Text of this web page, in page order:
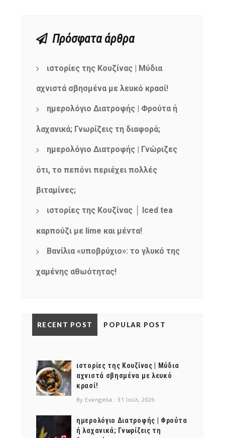
Πρόσφατα άρθρα
ιστορίες της Κουζίνας | Μύδια
αχνιστά σβησμένα με λευκό κρασί!
ημερολόγιο Διατροφής | Φρούτα ή
λαχανικά; Γνωρίζεις τη διαφορά;
ημερολόγιο Διατροφής | Γνώριζες
ότι, το πεπόνι περιέχει πολλές
βιταμίνες;
ιστορίες της Κουζίνας │ Iced tea
καρπούζι με lime και μέντα!
Βανίλια «υποβρύχιο»: το γλυκό της
χαμένης αθωότητας!
RECENT POST POPULAR POST
ιστορίες της Κουζίνας | Μύδια
αχνιστά σβησμένα με λευκό
κρασί!
By Evangelia 31 Ιούλ, 2026
ημερολόγιο Διατροφής | Φρούτα
ή λαχανικά; Γνωρίζεις τη